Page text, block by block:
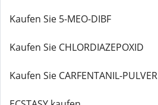
Kaufen Sie 5-MEO-DIBF
Kaufen Sie CHLORDIAZEPOXID
Kaufen Sie CARFENTANIL-PULVER